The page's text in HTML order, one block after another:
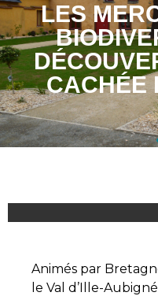
LES
CACHÉE
Animés par
le Val d’Ille-